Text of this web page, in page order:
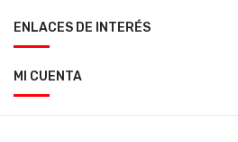
ENLACES DE INTERÉS
MI CUENTA